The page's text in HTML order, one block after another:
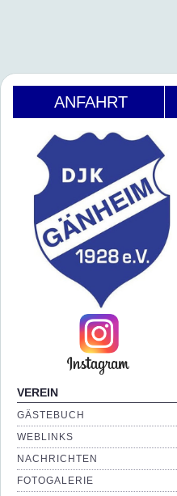
ANFAHRT
VEREIN
GÄSTEBUCH
WEBLINKS
NACHRICHTEN
FOTOGALERIE